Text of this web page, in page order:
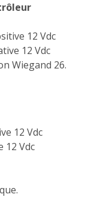
12 Vdc
12 Vdc
Wiegand 26.
12 Vdc
12 Vdc